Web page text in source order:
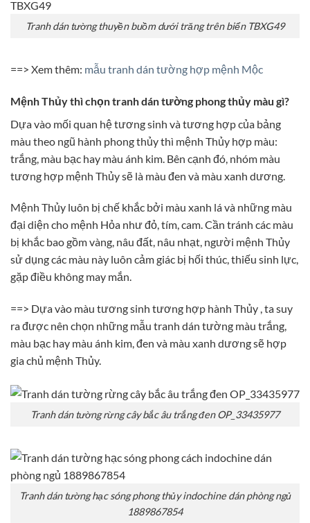
Tranh dán tường thuyền buồm dưới trăng trên biển TBXG49
==> Xem thêm: mẫu tranh dán tường hợp mệnh Mộc
Mệnh Thủy thì chọn tranh dán tường phong thủy màu gì?
Dựa vào mối quan hệ tương sinh và tương hợp của bảng
màu theo ngũ hành phong thủy thì mệnh Thủy hợp màu:
trắng, màu bạc hay màu ánh kim. Bên cạnh đó, nhóm màu
tương hợp mệnh Thủy sẽ là màu đen và màu xanh dương.
Mệnh Thủy luôn bị chế khắc bởi màu xanh lá và những màu
đại diện cho mệnh Hỏa như đỏ, tím, cam. Cần tránh các màu
bị khắc bao gồm vàng, nâu đất, nâu nhạt, người mệnh Thủy
sử dụng các màu này luôn cảm giác bị hối thúc, thiếu sinh lực,
gặp điều không may mắn.
==> Dựa vào màu tương sinh tương hợp hành Thủy , ta suy
ra được nên chọn những mẫu tranh dán tường màu trắng,
màu bạc hay màu ánh kim, đen và màu xanh dương sẽ hợp
gia chủ mệnh Thủy.
Tranh dán tường rừng cây bắc âu trắng đen OP_33435977
Tranh dán tường hạc sóng phong thủy indochine dán phòng ngủ
1889867854